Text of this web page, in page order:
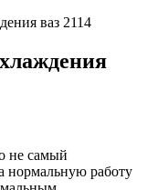
ваз 2114
не самый
нормальную работу